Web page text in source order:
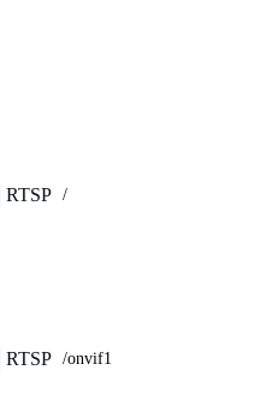
RTSP /
RTSP /onvif1